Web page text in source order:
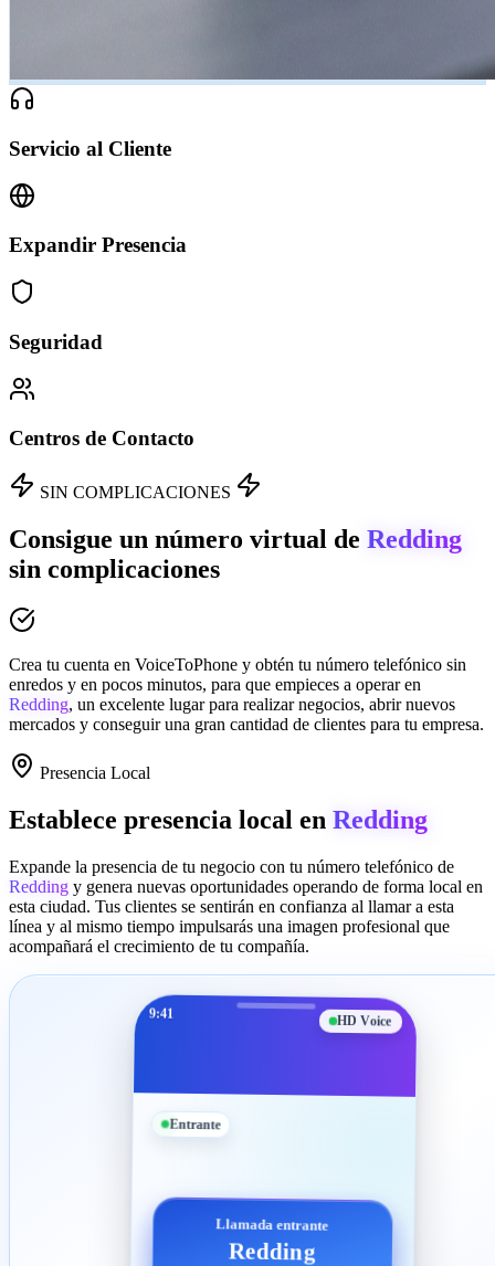
Servicio al Cliente
Expandir Presencia
Seguridad
Centros de Contacto
SIN COMPLICACIONES
Consigue un número virtual de Redding
sin complicaciones
Crea tu cuenta en VoiceToPhone y obtén tu número telefónico sin
enredos y en pocos minutos, para que empieces a operar en
Redding, un excelente lugar para realizar negocios, abrir nuevos
mercados y conseguir una gran cantidad de clientes para tu empresa.
Presencia Local
Establece presencia local en Redding
Expande la presencia de tu negocio con tu número telefónico de
Redding y genera nuevas oportunidades operando de forma local en
esta ciudad. Tus clientes se sentirán en confianza al llamar a esta
línea y al mismo tiempo impulsarás una imagen profesional que
acompañará el crecimiento de tu compañía.
9:41 HD Voice
Entrante
Llamada entrante
Redding